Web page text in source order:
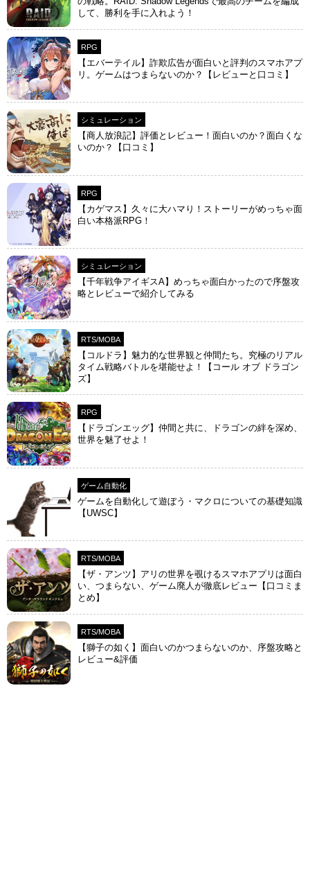
して、勝利を手に入れよう！
RPG
【エバーテイル】詐欺広告が面白いと評判のスマホアプ
リ。ゲームはつまらないのか？【レビューと口コミ】
シミュレーション
【商人放浪‪記】評価とレビュー！面白いのか？面白くな
いのか？【口コミ】
RPG
【カゲマス】久々に大ハマり！ストーリーがめっちゃ面
白い本格派RPG！
シミュレーション
【千年戦争アイギスA】めっちゃ面白かったので序盤攻
略とレビューで紹介してみる
RTS/MOBA
【コルドラ】魅力的な世界観と仲間たち。究極のリアル
タイム戦略バトルを堪能せよ！【コール オブ ドラゴン
ズ】
RPG
【ドラゴンエッグ】仲間と共に、ドラゴンの絆を深め、
世界を魅了せよ！
ゲーム自動化
ゲームを自動化して遊ぼう・マクロについての基礎知識
【UWSC】
RTS/MOBA
【ザ・アンツ】アリの世界を覗けるスマホアプリは面白
い、つまらない、ゲーム廃人が徹底レビュー【口コミま
とめ】
RTS/MOBA
【獅子の如く】面白いのかつまらないのか、序盤攻略と
レビュー&評価